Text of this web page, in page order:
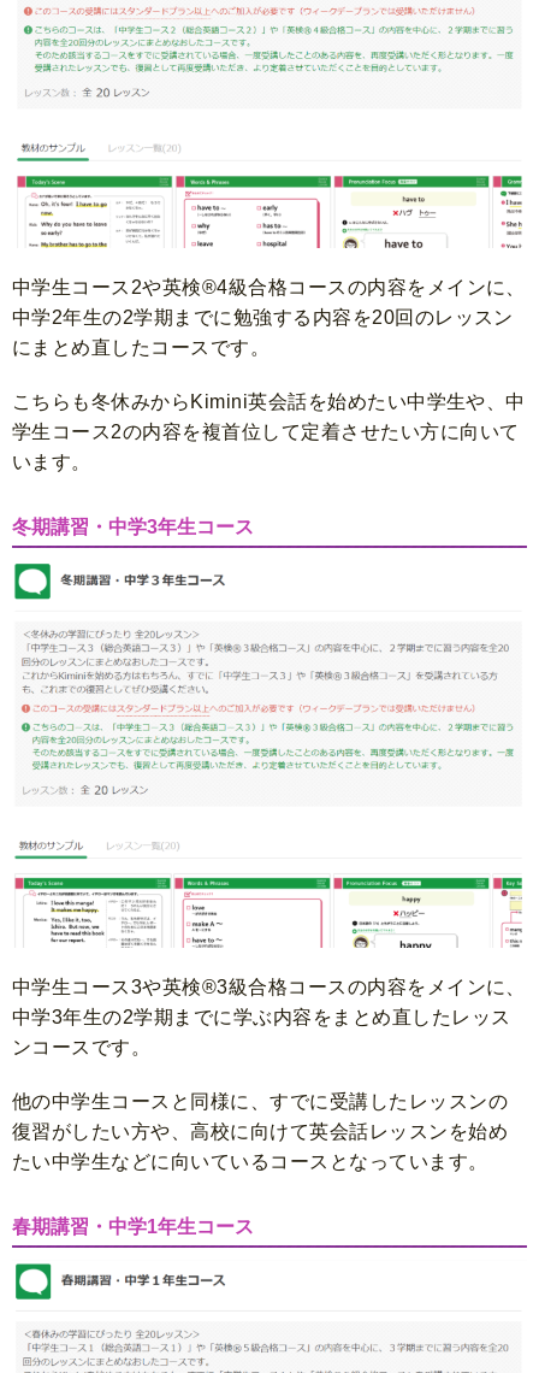
中学生コース2や英検®4級合格コースの内容をメインに、
中学2年生の2学期までに勉強する内容を20回のレッスン
にまとめ直したコースです。
こちらも冬休みからKimini英会話を始めたい中学生や、中
学生コース2の内容を複首位して定着させたい方に向いて
います。
冬期講習・中学3年生コース
中学生コース3や英検®3級合格コースの内容をメインに、
中学3年生の2学期までに学ぶ内容をまとめ直したレッス
ンコースです。
他の中学生コースと同様に、すでに受講したレッスンの
復習がしたい方や、高校に向けて英会話レッスンを始め
たい中学生などに向いているコースとなっています。
春期講習・中学1年生コース